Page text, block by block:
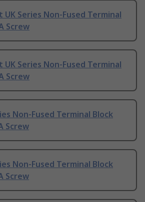
Series Non-Fused Terminal
Screw
Series Non-Fused Terminal
Screw
Non-Fused Terminal Block
Screw
Non-Fused Terminal Block
Screw